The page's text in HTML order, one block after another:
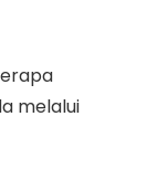
melalui